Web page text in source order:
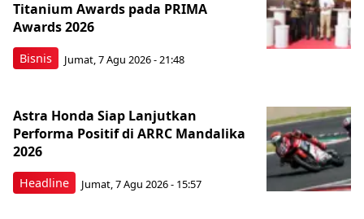
Bisnis
Titanium Awards pada PRIMA
Awards 2026
Jumat, 7 Agu 2026 - 21:48
Headline
Astra Honda Siap Lanjutkan
Performa Positif di ARRC Mandalika
2026
Jumat, 7 Agu 2026 - 15:57